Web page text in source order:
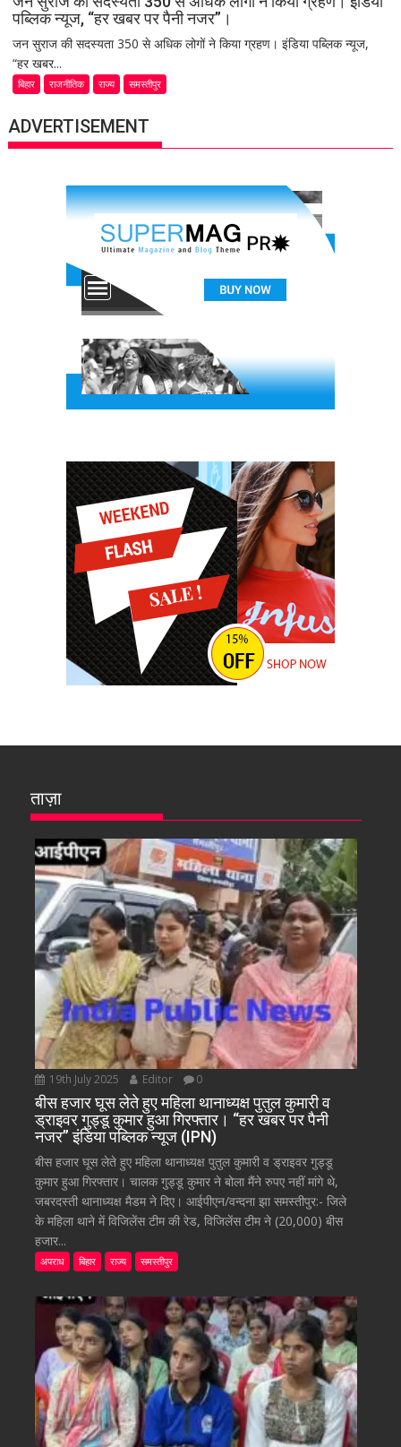
पब्लिक न्यूज, “हर खबर पर पैनी नजर”।
जन सुराज की सदस्यता 350 से अधिक लोगों ने किया ग्रहण। इंडिया पब्लिक न्यूज,
“हर खबर...
बिहार राजनीतिक राज्य समस्तीपुर
ADVERTISEMENT
ताज़ा
19th July 2025 Editor 0
बीस हजार घूस लेते हुए महिला थानाध्यक्ष पुतुल कुमारी व
ड्राइवर गुड्डू कुमार हुआ गिरफ्तार। “हर खबर पर पैनी
नजर” इंडिया पब्लिक न्यूज (IPN)
बीस हजार घूस लेते हुए महिला थानाध्यक्ष पुतुल कुमारी व ड्राइवर गुड्डू
कुमार हुआ गिरफ्तार। चालक गुड्डू कुमार ने बोला मैंने रुपए नहीं मांगे थे,
जबरदस्ती थानाध्यक्ष मैडम ने दिए। आईपीएन/वन्दना झा समस्तीपुर:- जिले
के महिला थाने में विजिलेंस टीम की रेड, विजिलेंस टीम ने (20,000) बीस
हजार...
अपराध बिहार राज्य समस्तीपुर